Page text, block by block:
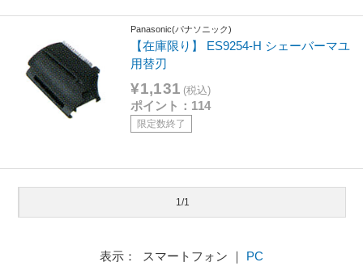
Panasonic(パナソニック)
【在庫限り】 ES9254-H シェーバーマユ
用替刃
¥1,131 (税込)
ポイント：114
限定数終了
1/1
表示： スマートフォン ｜ PC